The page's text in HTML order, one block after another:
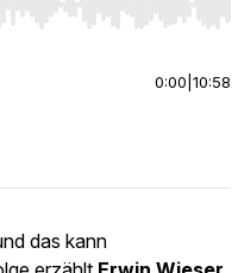
to jump to start or end.
0:00 10:58
das kann